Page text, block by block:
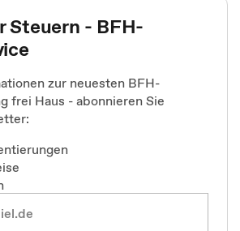
Steuern - BFH-
zur neuesten BFH-
frei Haus - abonnieren Sie